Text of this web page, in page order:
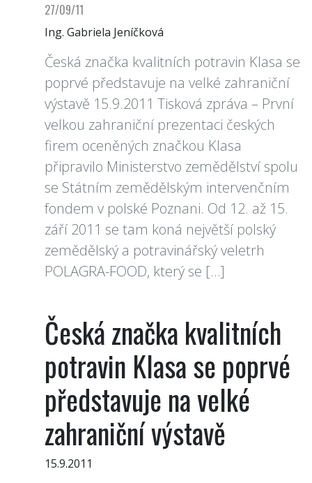
27/09/11
Ing. Gabriela Jeníčková
Česká značka kvalitních potravin Klasa se
poprvé představuje na velké zahraniční
výstavě 15.9.2011 Tisková zpráva – První
velkou zahraniční prezentaci českých
firem oceněných značkou Klasa
připravilo Ministerstvo zemědělství spolu
se Státním zemědělským intervenčním
fondem v polské Poznani. Od 12. až 15.
září 2011 se tam koná největší polský
zemědělský a potravinářský veletrh
POLAGRA-FOOD, který se […]
Česká značka kvalitních
potravin Klasa se poprvé
představuje na velké
zahraniční výstavě
15.9.2011